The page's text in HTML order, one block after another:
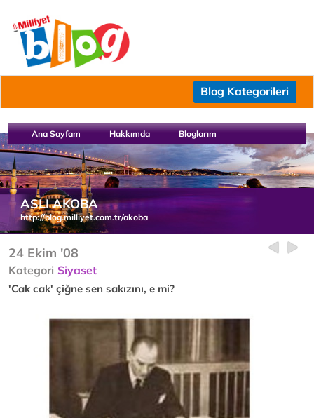
Blog Kategorileri
Ana Sayfam Hakkımda Bloglarım
ASLI AKOBA
http://blog.milliyet.com.tr/akoba
24 Ekim '08
Kategori Siyaset
'Cak cak' çiğne sen sakızını, e mi?